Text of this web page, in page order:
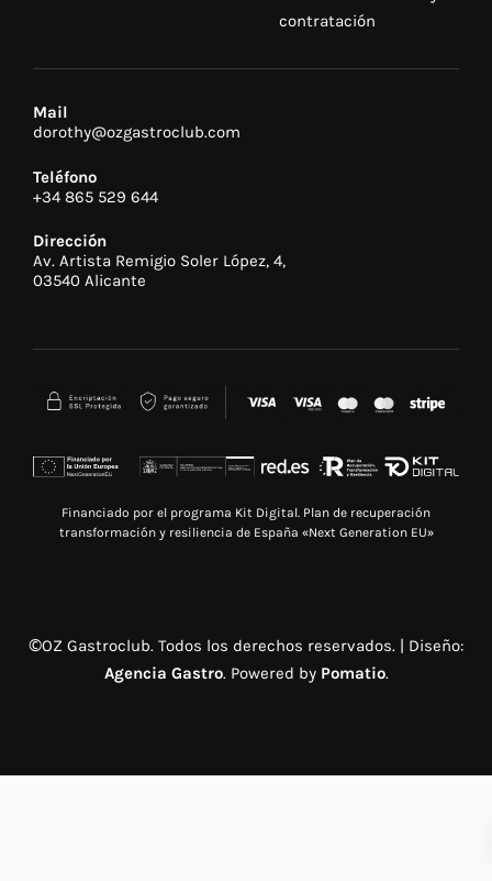
contratación
Mail
dorothy@ozgastroclub.com
Teléfono
+34 865 529 644
Dirección
Av. Artista Remigio Soler López, 4,
03540 Alicante
Financiado por el programa Kit Digital. Plan de recuperación
transformación y resiliencia de España «Next Generation EU»
©OZ Gastroclub. Todos los derechos reservados. | Diseño:
Agencia Gastro. Powered by Pomatio.